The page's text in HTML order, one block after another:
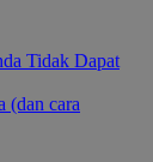
Tidak Dapat
(dan cara